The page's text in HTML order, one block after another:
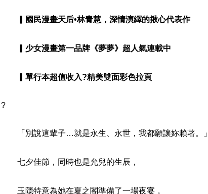
▎國民漫畫天后•林青慧，深情演繹的揪心代表作
▎少女漫畫第一品牌《夢夢》超人氣連載中
▎單行本超值收入?精美雙面彩色拉頁
?
「別說這輩子…就是永生、永世，我都願讓妳賴著。」
七夕佳節，同時也是允兒的生辰，
玉隱特意為她在夏之閣準備了一場夜宴，